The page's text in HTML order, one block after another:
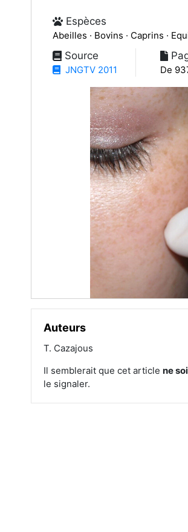
Espèces
Abeilles · Bovins · Caprins ·
Source
JNGTV 2011 De
Auteurs
T. Cazajous
Il semblerait que cet article ne
le signaler.